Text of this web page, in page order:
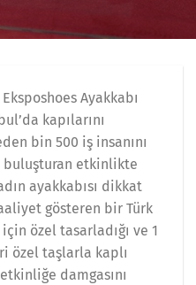
Ayakkabı
kapılarını
bin 500 iş insanını
buluşturan etkinlikte
ayakkabısı dikkat
gösteren bir Türk
özel tasarladığı ve 1
özel taşlarla kaplı
damgasını